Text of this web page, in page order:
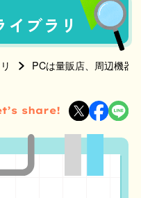
ブラリ
PCは量販店、周辺機器
share!